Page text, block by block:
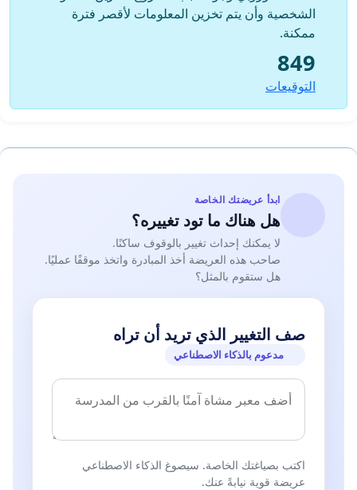
الشخصية وأن يتم تخزين المعلومات لأقصر فترة
ممكنة.
849
التوقيعات
ابدأ عريضتك الخاصة
هل هناك ما تود تغييره؟
لا يمكنك إحداث تغيير بالوقوف ساكنًا.
صاحب هذه العريضة أخذ المبادرة واتخذ موقفًا عمليًا.
هل ستقوم بالمثل؟
صف التغيير الذي تريد أن تراه
مدعوم بالذكاء الاصطناعي
اكتب بصياغتك الخاصة. سيصوغ الذكاء الاصطناعي
عريضة قوية نيابةً عنك.